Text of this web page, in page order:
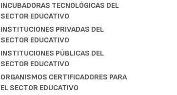
INCUBADORAS TECNOLÓGICAS DEL
SECTOR EDUCATIVO
INSTITUCIONES PRIVADAS DEL
SECTOR EDUCATIVO
INSTITUCIONES PÚBLICAS DEL
SECTOR EDUCATIVO
ORGANISMOS CERTIFICADORES PARA
EL SECTOR EDUCATIVO